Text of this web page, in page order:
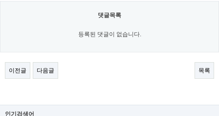
댓글목록
등록된 댓글이 없습니다.
이전글 다음글 목록
인기검색어